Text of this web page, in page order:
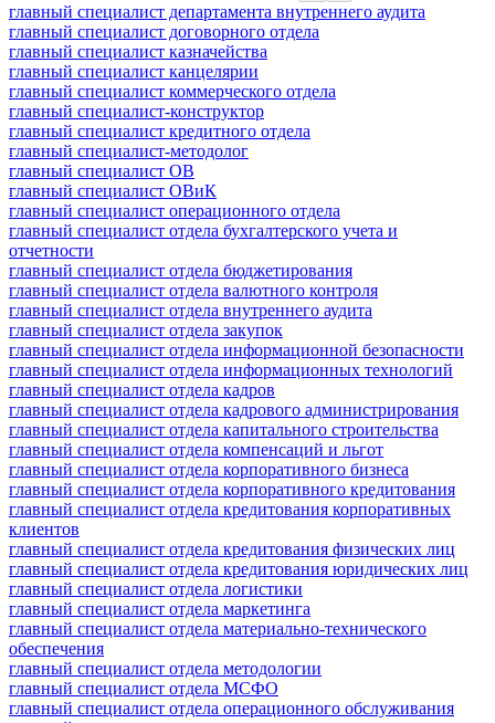
главный специалист департамента внутреннего аудита
главный специалист договорного отдела
главный специалист казначейства
главный специалист канцелярии
главный специалист коммерческого отдела
главный специалист-конструктор
главный специалист кредитного отдела
главный специалист-методолог
главный специалист ОВ
главный специалист ОВиК
главный специалист операционного отдела
главный специалист отдела бухгалтерского учета и
отчетности
главный специалист отдела бюджетирования
главный специалист отдела валютного контроля
главный специалист отдела внутреннего аудита
главный специалист отдела закупок
главный специалист отдела информационной безопасности
главный специалист отдела информационных технологий
главный специалист отдела кадров
главный специалист отдела кадрового администрирования
главный специалист отдела капитального строительства
главный специалист отдела компенсаций и льгот
главный специалист отдела корпоративного бизнеса
главный специалист отдела корпоративного кредитования
главный специалист отдела кредитования корпоративных
клиентов
главный специалист отдела кредитования физических лиц
главный специалист отдела кредитования юридических лиц
главный специалист отдела логистики
главный специалист отдела маркетинга
главный специалист отдела материально-технического
обеспечения
главный специалист отдела методологии
главный специалист отдела МСФО
главный специалист отдела операционного обслуживания